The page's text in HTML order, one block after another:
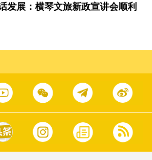
发展：横琴文旅新政宣讲会顺利